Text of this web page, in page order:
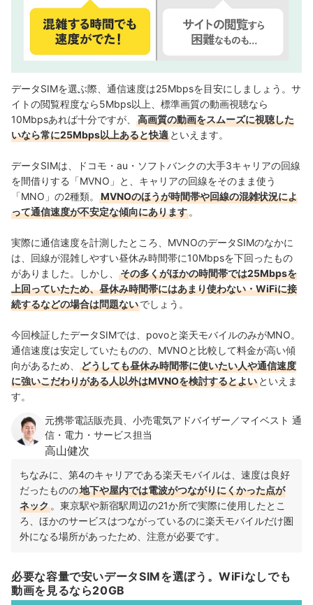
データSIMを選ぶ際、通信速度は25Mbpsを目安にしましょう。 サ
イトの閲覧程度なら5Mbps以上、標準画質の動画視聴なら
10Mbpsあれば十分ですが、
高画質の動画をスムーズに視聴した
いなら常に25Mbps以上あると快適 といえます。
データSIMは、ドコモ・au・ソフトバンクの大手3キャリアの回線
を間借りする「MVNO」と、キャリアの回線をそのまま使う
「MNO」の2種類。
MVNOのほうが時間帯や回線の混雑状況によ
って通信速度が不安定な傾向にあります 。
実際に通信速度を計測したところ、MVNOのデータSIMのなかに
は、回線が混雑しやすい昼休み時間帯に10Mbpsを下回ったもの
がありました。しかし、
その多くがほかの時間帯では25Mbpsを
上回っていたため、昼休み時間帯にはあまり使わない・WiFiに接
続するなどの場合は問題ないでしょう。
今回検証したデータSIMでは、povoと楽天モバイルのみがMNO。
通信速度は安定していたものの、MVNOと比較して料金が高い傾
向があるため、
どうしても昼休み時間帯に使いたい人や通信速度
に強いこだわりがある人以外はMVNOを検討するとよい といえま
す。
元携帯電話販売員、小売電気アドバイザー／マイベスト 通
信・電力・サービス担当
高山健次
ちなみに、第4のキャリアである楽天モバイルは、速度は良好
だったものの地下や屋内では電波がつながりにくかった点が
ネック 。東京駅や新宿駅周辺の21か所で実際に使用したとこ
ろ、ほかのサービスはつながっているのに楽天モバイルだけ圏
外になる場所があったため、注意が必要です。
必要な容量で安いデータSIMを選ぼう。WiFiなしでも
動画を見るなら20GB